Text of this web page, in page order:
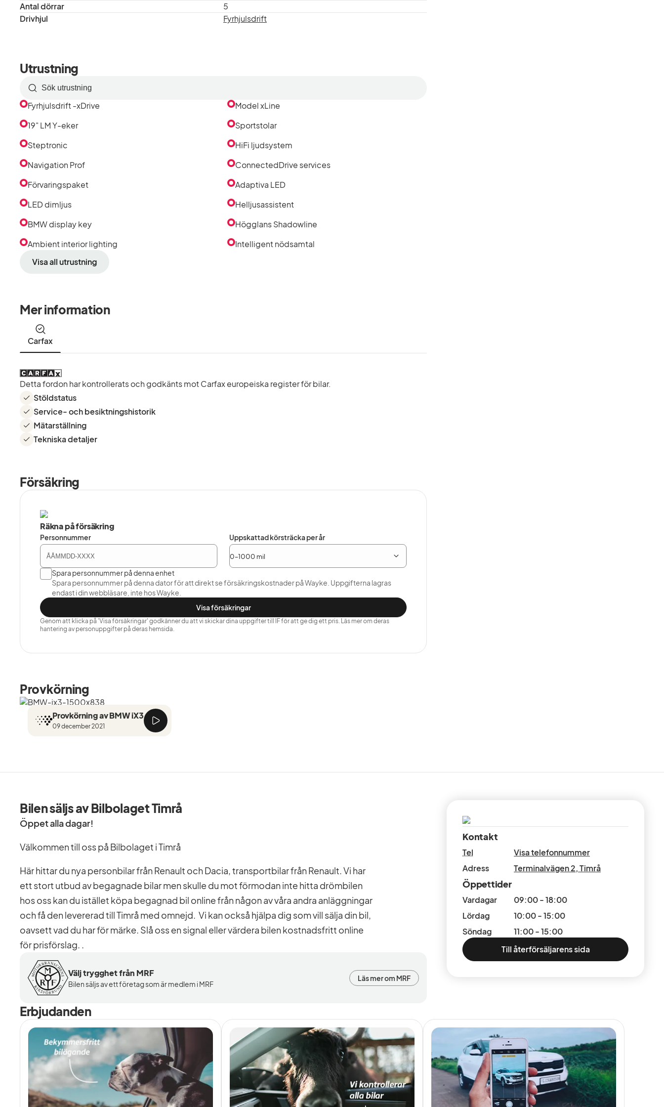
Antal dörrar
5
Drivhjul
Fyrhjulsdrift
Utrustning
Sök
efter
utrustning
i
Fyrhjulsdrift -xDrive
Model xLine
19" LM Y-eker
Sportstolar
Steptronic
HiFi ljudsystem
Navigation Prof
ConnectedDrive services
Förvaringspaket
Adaptiva LED
LED dimljus
Helljusassistent
BMW display key
Högglans Shadowline
Ambient interior lighting
Intelligent nödsamtal
Visa all utrustning
Mer information
Carfax
Detta fordon har kontrollerats och godkänts mot Carfax europeiska register för bilar.
Stöldstatus
Service- och besiktningshistorik
Mätarställning
Tekniska detaljer
Försäkring
Räkna på försäkring
Personnummer Uppskattad körsträcka per år
Spara personnummer på denna enhet
Spara personnummer på denna dator för att direkt se försäkringskostnader på Wayke. Uppgifterna lagras
endast i din webbläsare, inte hos Wayke.
Visa försäkringar
Genom att klicka på 'Visa försäkringar' godkänner du att vi skickar dina uppgifter till IF för att ge dig ett pris. Läs mer om deras
hantering av personuppgifter på deras hemsida.
Provkörning
Provkörning av BMW iX3
09 december 2021
Bilen säljs av Bilbolaget Timrå
Öppet alla dagar!
Välkommen till oss på Bilbolaget i Timrå
Här hittar du nya personbilar från Renault och Dacia, transportbilar från Renault. Vi har
ett stort utbud av begagnade bilar men skulle du mot förmodan inte hitta drömbilen
hos oss kan du istället köpa begagnad bil online från någon av våra andra anläggningar
och få den levererad till Timrå med omnejd. Vi kan också hjälpa dig som vill sälja din bil,
oavsett vad du har för märke. Slå oss en signal eller värdera bilen kostnadsfritt online
för prisförslag. .
Välj trygghet från MRF
Bilen säljs av ett företag som är medlem i MRF
Läs mer om MRF
Kontakt
Tel
Visa telefonnummer
Adress
Terminalvägen 2,Timrå
Öppettider
Vardagar
09:00 - 18:00
Lördag
10:00 - 15:00
Söndag
11:00 - 15:00
Till återförsäljarens sida
Erbjudanden